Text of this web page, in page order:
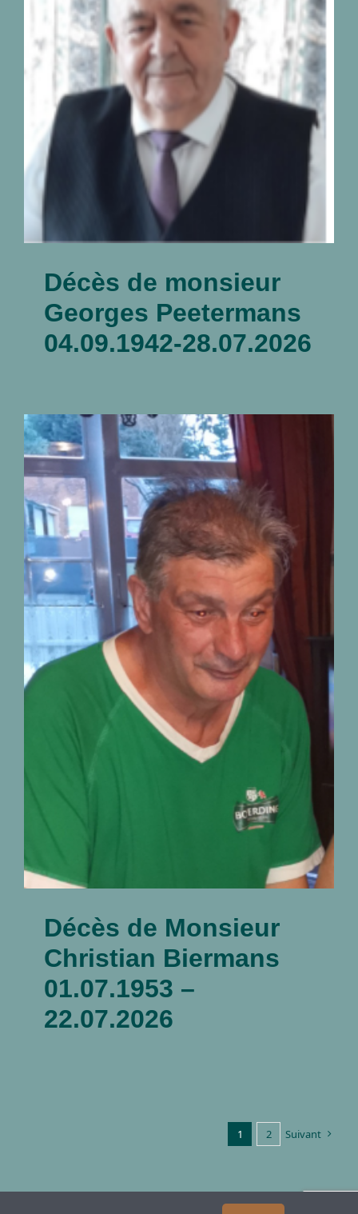
Décès de monsieur
Georges Peetermans
04.09.1942-28.07.2026
nécrologies
Décès de monsieur
Georges Peetermans
04.09.1942-28.07.2026
Décès de Monsieur
Christian Biermans
01.07.1953 – 22.07.2026
nécrologies
Décès de Monsieur
Christian Biermans
01.07.1953 –
22.07.2026
1 2 Suivant